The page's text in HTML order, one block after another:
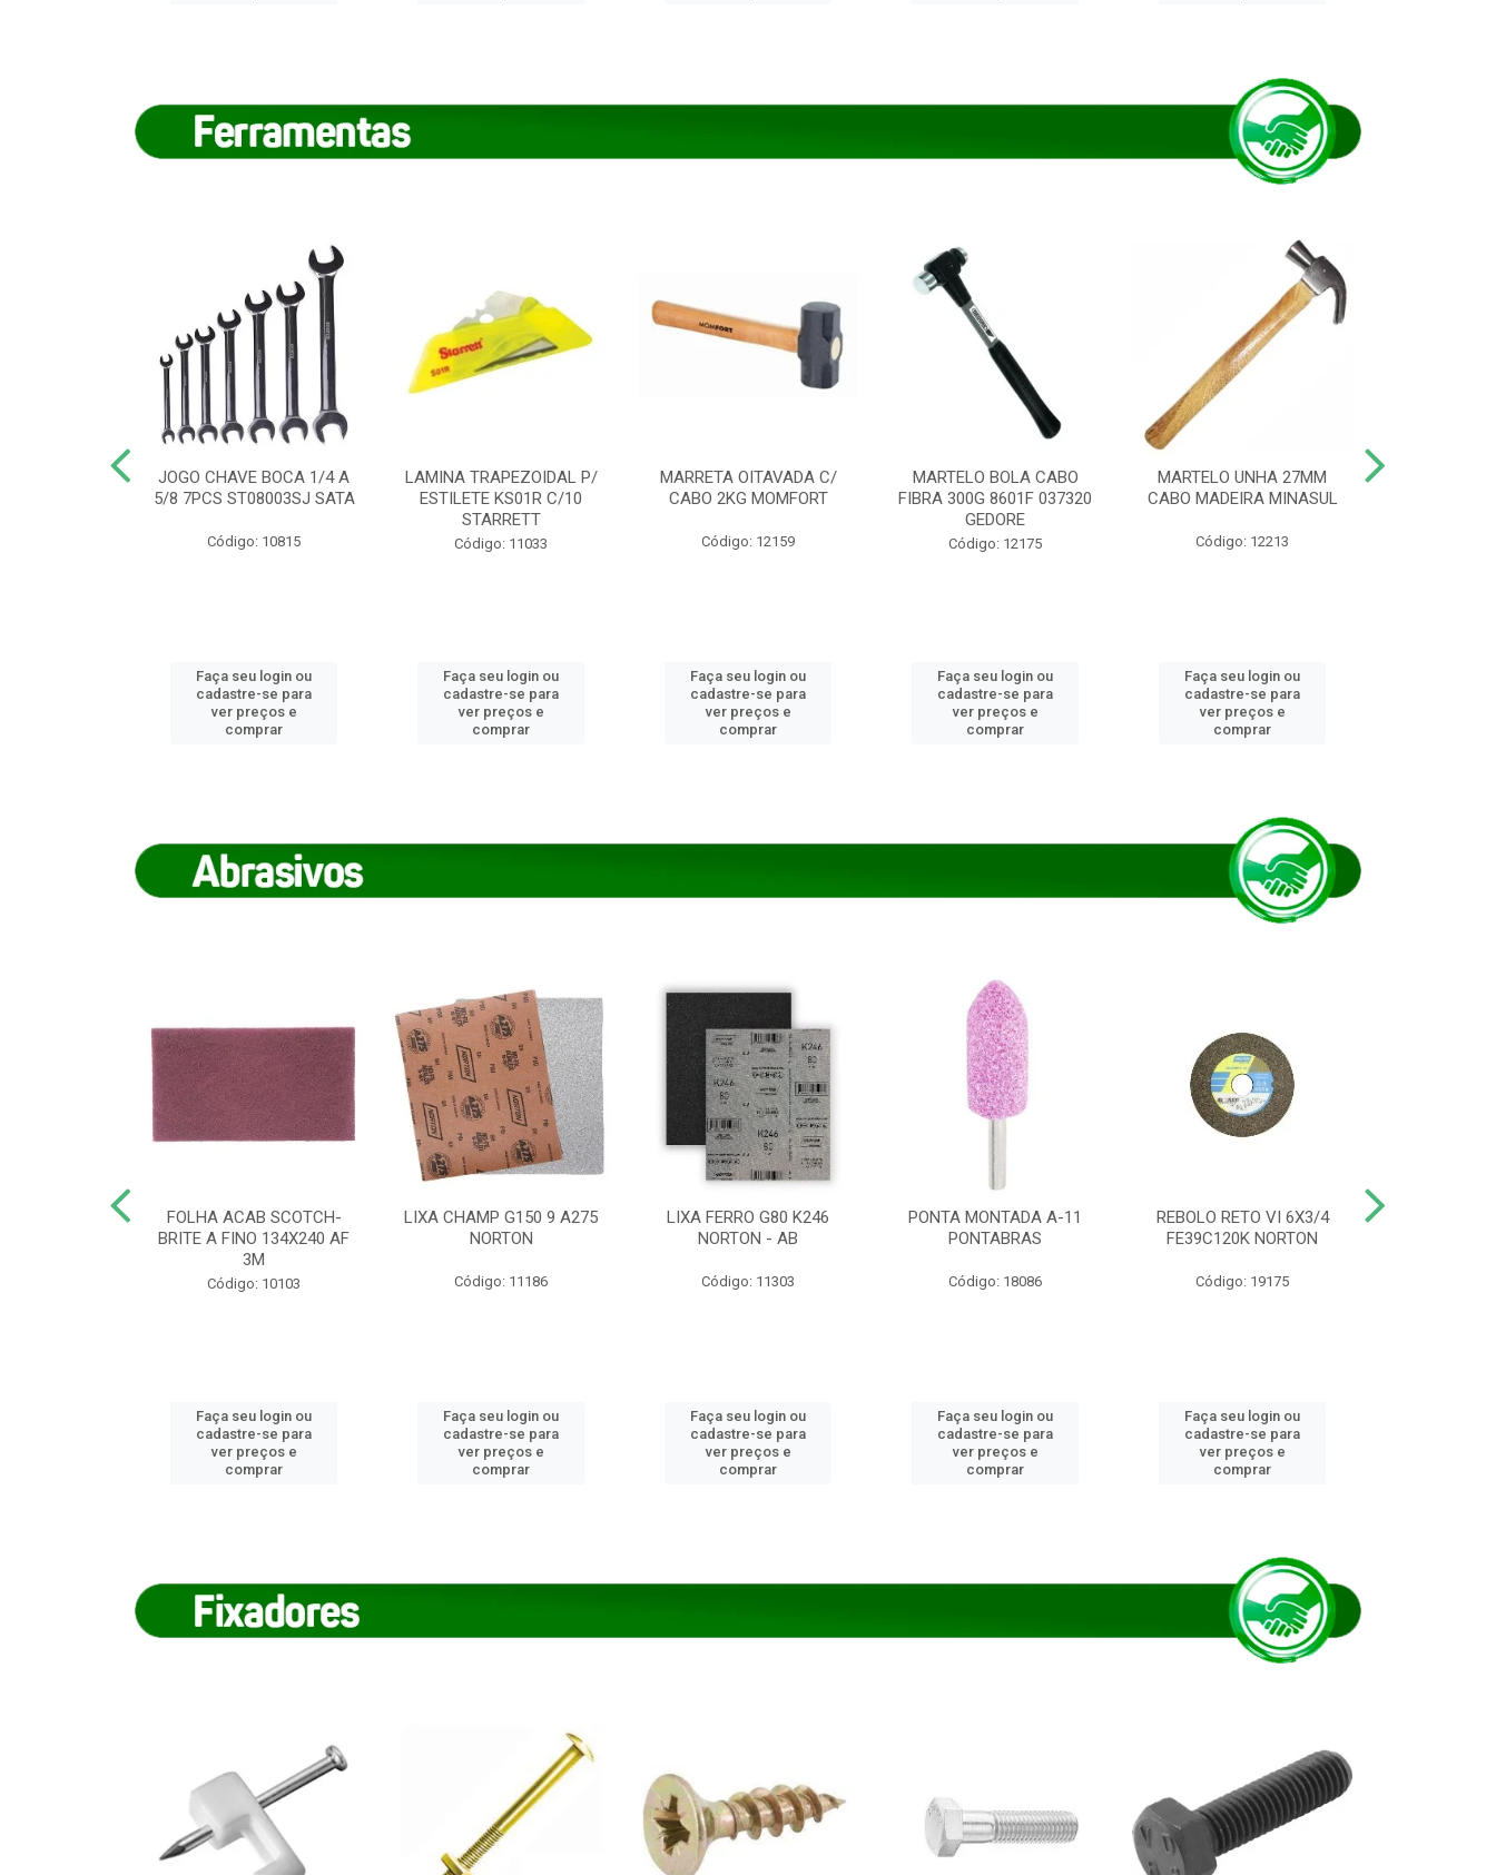
JOGO CHAVE BOCA 1/4 A
5/8 7PCS ST08003SJ SATA
Código: 10815
Faça seu login ou
cadastre-se para
ver preços e
comprar
LAMINA TRAPEZOIDAL P/
ESTILETE KS01R C/10
STARRETT
Código: 11033
Faça seu login ou
cadastre-se para
ver preços e
comprar
MARRETA OITAVADA C/
CABO 2KG MOMFORT
Código: 12159
Faça seu login ou
cadastre-se para
ver preços e
comprar
MARTELO BOLA CABO
FIBRA 300G 8601F 037320
GEDORE
Código: 12175
Faça seu login ou
cadastre-se para
ver preços e
comprar
MARTELO UNHA 27MM
CABO MADEIRA MINASUL
Código: 12213
Faça seu login ou
cadastre-se para
ver preços e
comprar
FOLHA ACAB SCOTCH-
BRITE A FINO 134X240 AF
3M
Código: 10103
Faça seu login ou
cadastre-se para
ver preços e
comprar
LIXA CHAMP G150 9 A275
NORTON
Código: 11186
Faça seu login ou
cadastre-se para
ver preços e
comprar
LIXA FERRO G80 K246
NORTON - AB
Código: 11303
Faça seu login ou
cadastre-se para
ver preços e
comprar
PONTA MONTADA A-11
PONTABRAS
Código: 18086
Faça seu login ou
cadastre-se para
ver preços e
comprar
REBOLO RETO VI 6X3/4
FE39C120K NORTON
Código: 19175
Faça seu login ou
cadastre-se para
ver preços e
comprar